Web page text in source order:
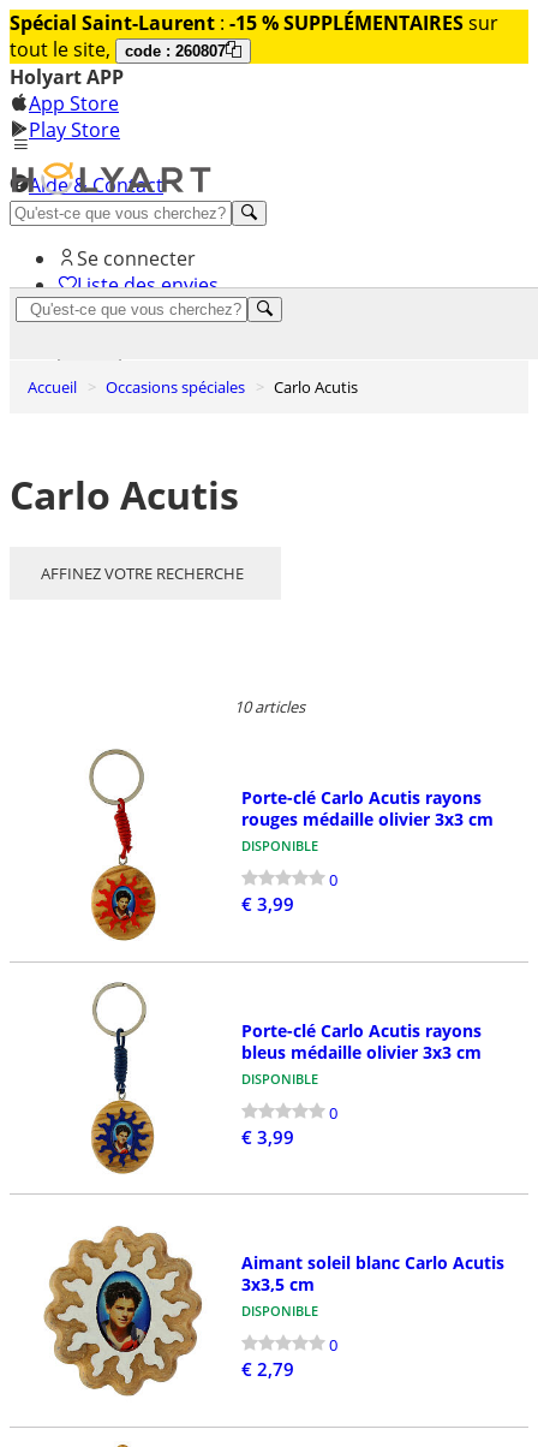
Spécial Saint-Laurent : -15 % SUPPLÉMENTAIRESsur
tout le site,
code : 260807
Holyart APP
App Store
Play Store
Aide & Contact
Découvrez Premium
Se connecter
Liste des envies
Accueil Occasions spéciales Carlo Acutis
Carlo Acutis
AFFINEZ VOTRE RECHERCHE
10 articles
Porte-clé Carlo Acutis rayons
rouges médaille olivier 3x3 cm
DISPONIBLE
0
€ 3,99
Porte-clé Carlo Acutis rayons
bleus médaille olivier 3x3 cm
DISPONIBLE
0
€ 3,99
Aimant soleil blanc Carlo Acutis
3x3,5 cm
DISPONIBLE
0
€ 2,79